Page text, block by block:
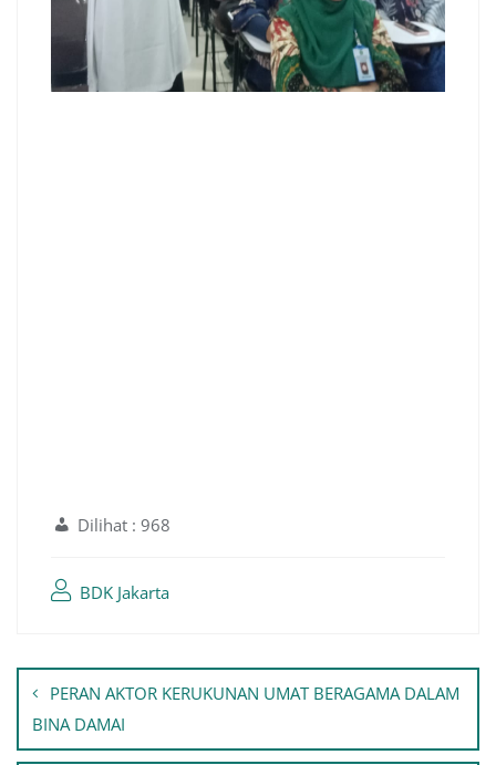
Dilihat : 968
BDK Jakarta
Navigasi
pos
PERAN AKTOR KERUKUNAN UMAT BERAGAMA DALAM
BINA DAMAI